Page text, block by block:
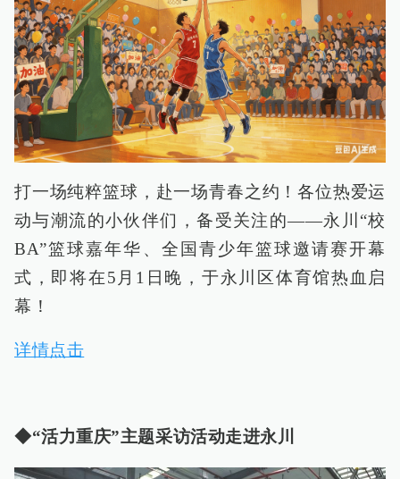
打一场纯粹篮球，赴一场青春之约！各位热爱运
动与潮流的小伙伴们，备受关注的——永川“校
BA”篮球嘉年华、全国青少年篮球邀请赛开幕
式，即将在5月1日晚，于永川区体育馆热血启
幕！
详情点击
◆“活力重庆”主题采访活动走进永川